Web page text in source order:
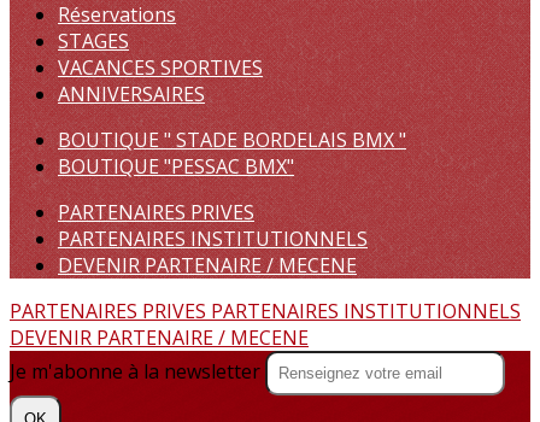
Réservations
STAGES
VACANCES SPORTIVES
ANNIVERSAIRES
BOUTIQUE " STADE BORDELAIS BMX "
BOUTIQUE "PESSAC BMX"
PARTENAIRES PRIVES
PARTENAIRES INSTITUTIONNELS
DEVENIR PARTENAIRE / MECENE
PARTENAIRES PRIVES PARTENAIRES INSTITUTIONNELS
DEVENIR PARTENAIRE / MECENE
Je m'abonne à la newsletter